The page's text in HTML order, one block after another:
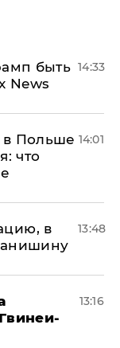
быть
News
14:33
в Польше
что
14:01
в
13:48
13:16